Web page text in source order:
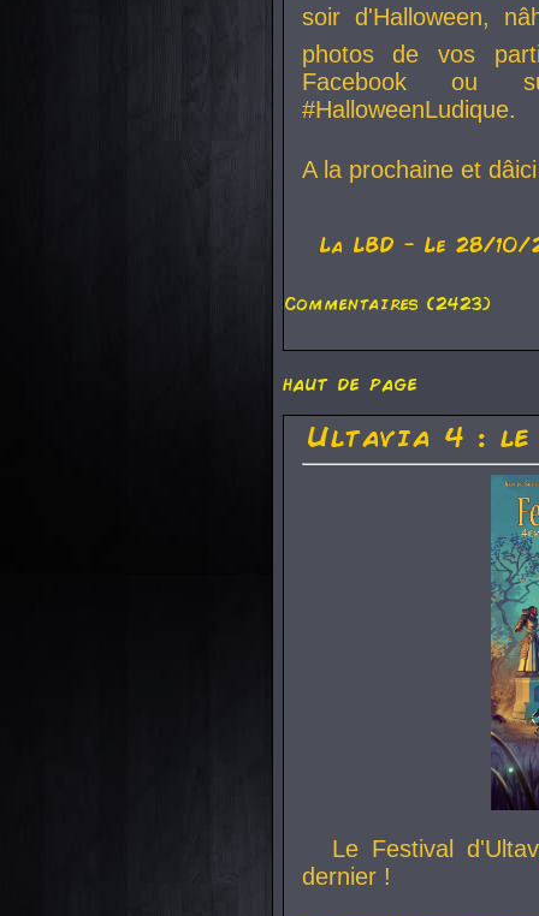
soir d'Halloween,
photos de vos
Facebook ou
#HalloweenLudique.
A la prochaine et
La LBD - Le 28/10/
Commentaires (2423)
haut de page
Ultavia 4 :
Le Festival
dernier !